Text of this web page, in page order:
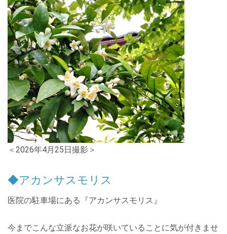
＜2026年4月25日撮影＞
◆アカンサスモリス
医院の駐車場にある『アカンサスモリス』
今までこんな立派なお花が咲いていることに気が付きませ